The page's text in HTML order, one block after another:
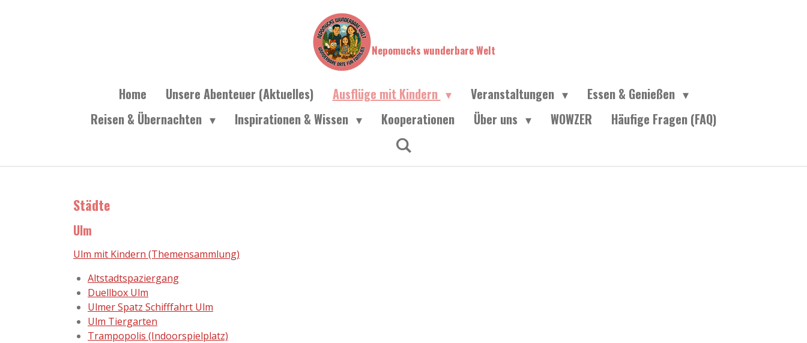
Nepomucks wunderbare Welt
Home Unsere Abenteuer (Aktuelles) Ausflüge mit Kindern Veranstaltungen
Essen & Genießen
Reisen & Übernachten
Inspirationen & Wissen Kooperationen Über uns WOWZER Häufige Fragen (FAQ)
Städte
Ulm
Ulm mit Kindern (Themensammlung)
Altstadtspaziergang
Duellbox Ulm
Ulmer Spatz Schifffahrt Ulm
Ulm Tiergarten
Trampopolis (Indoorspielplatz)